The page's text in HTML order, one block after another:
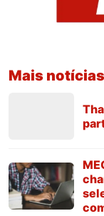
Mais notícias